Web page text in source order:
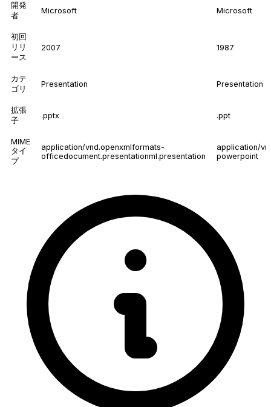
開発
者
Microsoft Microsoft
初回
リリ
ース
2007 1987
カテ
ゴリ
Presentation Presentation
拡張
子
.pptx .ppt
MIME
タイ
プ
application/vnd.openxmlformats-
officedocument.presentationml.presentation
application/
powerpoint